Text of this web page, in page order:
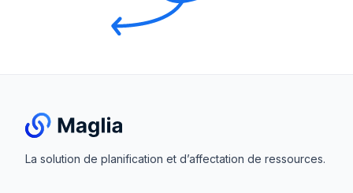
La solution de planification et d’affectation de ressources.